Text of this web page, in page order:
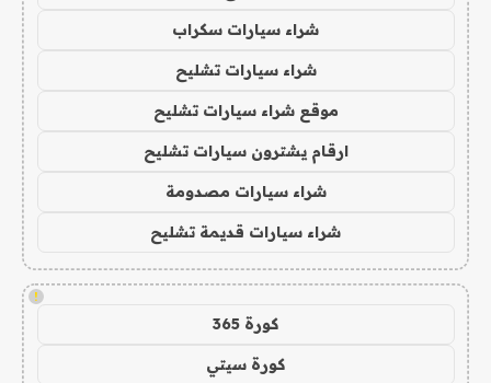
شراء سيارات سكراب
شراء سيارات تشليح
موقع شراء سيارات تشليح
ارقام يشترون سيارات تشليح
شراء سيارات مصدومة
شراء سيارات قديمة تشليح
!
كورة 365
كورة سيتي